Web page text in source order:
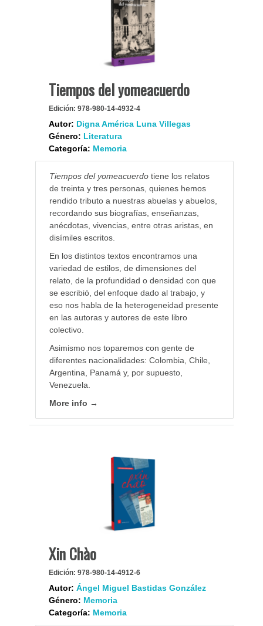
Tiempos del yomeacuerdo
Edición: 978-980-14-4932-4
Autor: Digna América Luna Villegas
Género: Literatura
Categoría: Memoria
Tiempos del yomeacuerdotiene los relatos
de treinta y tres personas, quienes hemos
rendido tributo a nuestras abuelas y abuelos,
recordando sus biografías, enseñanzas,
anécdotas, vivencias, entre otras aristas, en
disímiles escritos.
En los distintos textos encontramos una
variedad de estilos, de dimensiones del
relato, de la profundidad o densidad con que
se escribió, del enfoque dado al trabajo, y
eso nos habla de la heterogeneidad presente
en las autoras y autores de este libro
colectivo.
Asimismo nos toparemos con gente de
diferentes nacionalidades: Colombia, Chile,
Argentina, Panamá y, por supuesto,
Venezuela.
More info →
Xin Chào
Edición: 978-980-14-4912-6
Autor: Ángel Miguel Bastidas González
Género: Memoria
Categoría: Memoria